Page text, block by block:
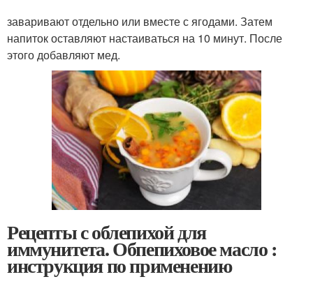
заваривают отдельно или вместе с ягодами. Затем
напиток оставляют настаиваться на 10 минут. После
этого добавляют мед.
Рецепты с облепихой для
иммунитета. Обпепиховое масло :
инструкция по применению